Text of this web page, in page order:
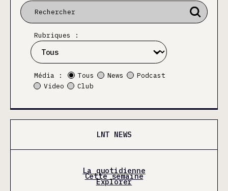
Rubriques :
Média : Tous News
Podcast
Video
Club
LNT NEWS
La quotidienne
Cette semaine
Explorer